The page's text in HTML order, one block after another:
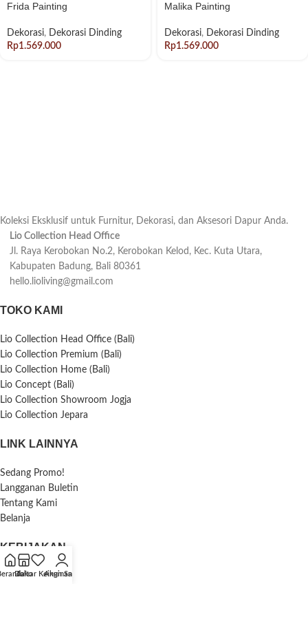
Frida Painting
Dekorasi, Dekorasi Dinding
Rp
Malika Painting
Dekorasi, Dekorasi Dinding
Rp
Koleksi Eksklusif untuk Furnitur, Dekorasi, dan Aksesori Dapur Anda.
Lio Collection Head Office
Jl. Raya Kerobokan No.2, Kerobokan Kelod, Kec. Kuta Utara,
Kabupaten Badung, Bali 80361
hello.lioliving@gmail.com
TOKO KAMI
Lio Collection Head Office (Bali)
Lio Collection Premium (Bali)
Lio Collection Home (Bali)
Lio Concept (Bali)
Lio Collection Showroom Jogja
Lio Collection Jepara
LINK LAINNYA
Sedang Promo!
Langganan Buletin
Tentang Kami
Belanja
KEBIJAKAN
Kebijakan Privasi
Toko
Daftar Keinginan
Akun Saya